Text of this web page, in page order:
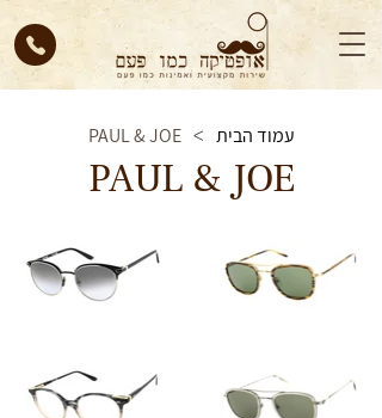
עמוד הבית >
PAUL & JOE
PAUL & JOE